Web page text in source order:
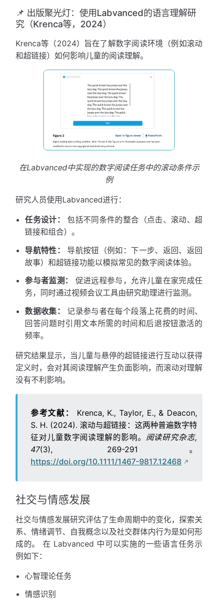
📌 出版聚光灯：使用Labvanced的语言理解研
究（Krenca等，2024）
Krenca等（2024）旨在了解数字阅读环境（例如滚动
和超链接）如何影响儿童的阅读理解。
在Labvanced中实现的数字阅读任务中的滚动条件示
例
研究人员使用Labvanced进行：
任务设计：
包括不同条件的整合（点击、滚动、超
链接和组合）。
导航特性：
导航按钮（例如：下一步、返回、返回
故事）和超链接功能以模拟常见的数字阅读体验。
参与者监测：
促进远程参与，允许儿童在家完成任
务，同时通过视频会议工具由研究助理进行监测。
数据收集：
记录参与者在每个段落上花费的时间、
回答问题时引用文本所需的时间和后退按钮激活的
频率。
研究结果显示，当儿童与悬停的超链接进行互动以获得
定义时，会对其阅读理解产生负面影响，而滚动对理解
没有不利影响。
参考文献：
Krenca, K., Taylor, E., & Deacon,
S. H. (2024). 滚动与超链接：这两种普遍数字特
征对儿童数字阅读理解的影响。 阅读研究杂志,
47(3), 269-291。
https://doi.org/10.1111/1467-9817.12468
社交与情感发展
社交与情感发展研究评估了生命周期中的变化，探索关
系、情绪调节、自我概念以及社交群体内行为是如何形
成的。 在 Labvanced 中可以实施的一些语言任务示
例如下：
心智理论任务
情感识别